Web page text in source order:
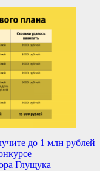
до 1 млн рублей
Глущука